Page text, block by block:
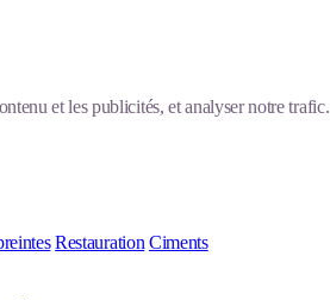
et les publicités, et analyser notre trafic.
Restauration Ciments